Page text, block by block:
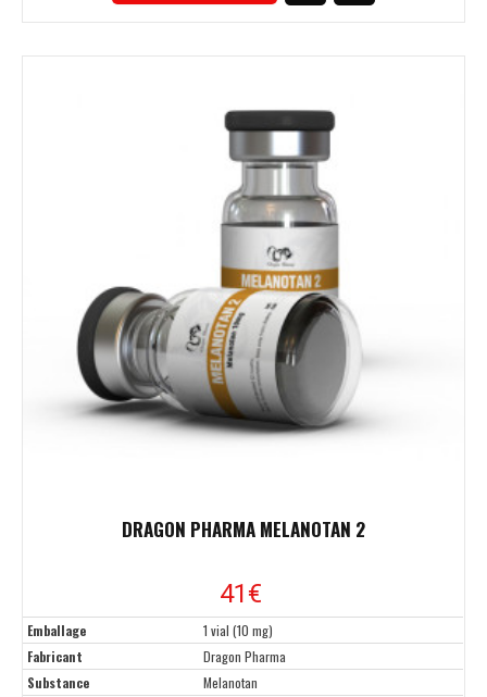
DRAGON PHARMA MELANOTAN 2
41€
Emballage
1 vial (10 mg)
Fabricant
Dragon Pharma
Substance
Melanotan